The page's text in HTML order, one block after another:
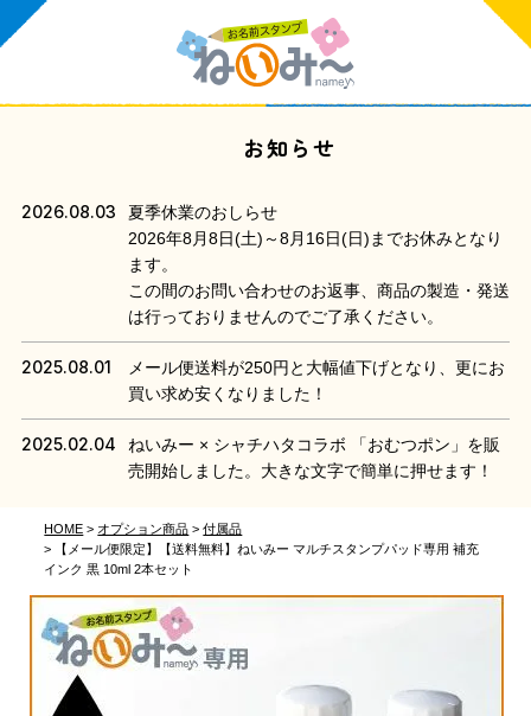
お知らせ
2026.08.03
夏季休業のおしらせ
2026年8月8日(土)～8月16日(日)までお休みとなり
ます。
この間のお問い合わせのお返事、商品の製造・発送
は行っておりませんのでご了承ください。
2025.08.01
メール便送料が250円と大幅値下げとなり、更にお
買い求め安くなりました！
2025.02.04
ねいみー × シャチハタコラボ 「おむつポン」を販
売開始しました。大きな文字で簡単に押せます！
HOME オプション商品
付属品
【メール便限定】【送料無料】ねいみー マルチスタンプパッド専用 補充
インク 黒 10ml 2本セット